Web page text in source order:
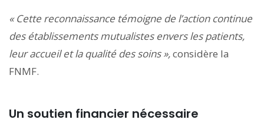
« Cette reconnaissance témoigne de l’action continue
des établissements mutualistes envers les patients,
leur accueil et la qualité des soins »,considère la
FNMF.
Un soutien financier nécessaire